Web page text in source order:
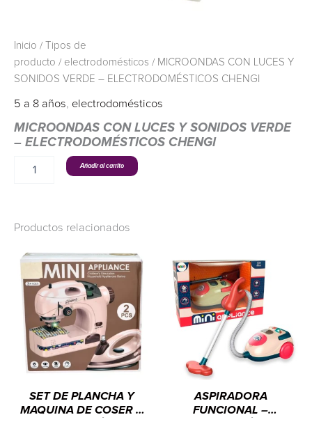
Inicio /
Tipos de
producto / electrodomésticos / MICROONDAS CON LUCES Y
SONIDOS VERDE – ELECTRODOMÉSTICOS CHENGI
5 a 8 años, electrodomésticos
MICROONDAS CON LUCES Y SONIDOS VERDE
– ELECTRODOMÉSTICOS CHENGI
Añadir al carrito
Productos relacionados
SET DE PLANCHA Y
MAQUINA DE COSER –
ASPIRADORA
FUNCIONAL –